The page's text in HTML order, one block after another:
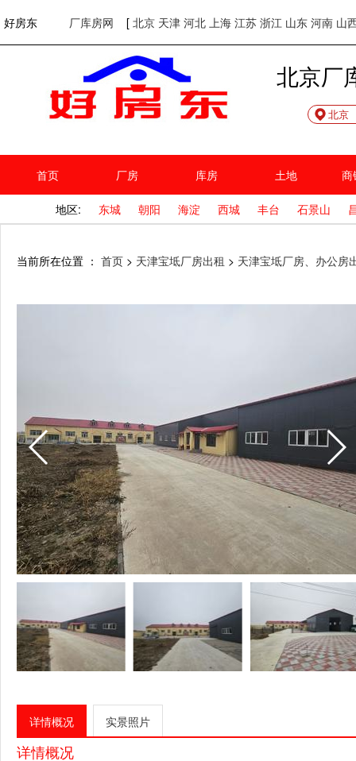
好房东 厂库房网 [ 北京 天津 河北 上海 江苏 浙江 山东 河南 山
欢迎访问好房东！网站首页
北京厂
北京
首页 厂房 库房 土地 商
地区: 东城 朝阳 海淀 西城 丰台 石景山
当前所在位置 ： 首页 > 天津宝坻厂房出租 > 天津宝坻厂房、办公房
详情概况 实景照片
详情概况